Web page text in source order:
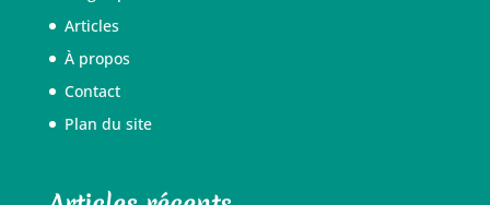
Articles
À propos
Contact
Plan du site